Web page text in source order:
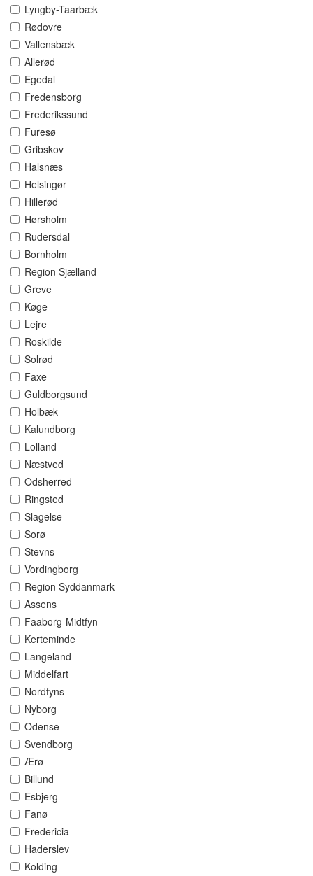
Lyngby-Taarbæk
Rødovre
Vallensbæk
Allerød
Egedal
Fredensborg
Frederikssund
Furesø
Gribskov
Halsnæs
Helsingør
Hillerød
Hørsholm
Rudersdal
Bornholm
Region Sjælland
Greve
Køge
Lejre
Roskilde
Solrød
Faxe
Guldborgsund
Holbæk
Kalundborg
Lolland
Næstved
Odsherred
Ringsted
Slagelse
Sorø
Stevns
Vordingborg
Region Syddanmark
Assens
Faaborg-Midtfyn
Kerteminde
Langeland
Middelfart
Nordfyns
Nyborg
Odense
Svendborg
Ærø
Billund
Esbjerg
Fanø
Fredericia
Haderslev
Kolding